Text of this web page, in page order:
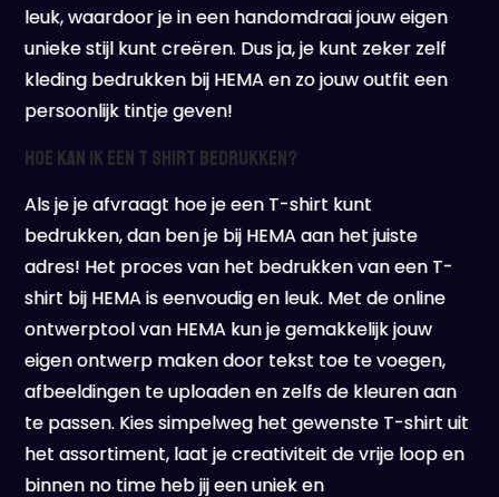
leuk, waardoor je in een handomdraai jouw eigen
unieke stijl kunt creëren. Dus ja, je kunt zeker zelf
kleding bedrukken bij HEMA en zo jouw outfit een
persoonlijk tintje geven!
Hoe kan ik een T shirt bedrukken?
Als je je afvraagt hoe je een T-shirt kunt
bedrukken, dan ben je bij HEMA aan het juiste
adres! Het proces van het bedrukken van een T-
shirt bij HEMA is eenvoudig en leuk. Met de online
ontwerptool van HEMA kun je gemakkelijk jouw
eigen ontwerp maken door tekst toe te voegen,
afbeeldingen te uploaden en zelfs de kleuren aan
te passen. Kies simpelweg het gewenste T-shirt uit
het assortiment, laat je creativiteit de vrije loop en
binnen no time heb jij een uniek en